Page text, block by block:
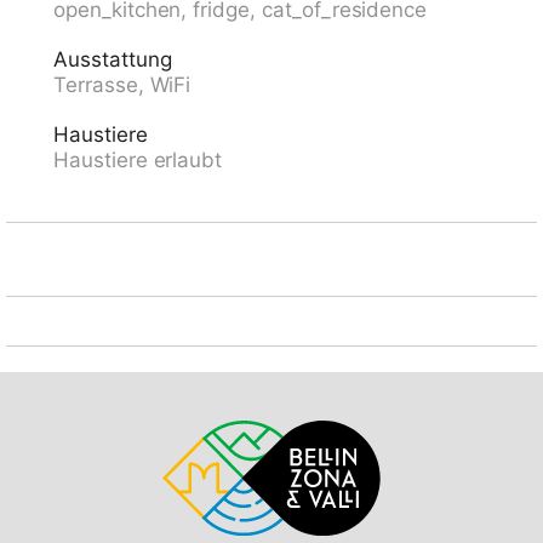
km, Langlaufloipe 10 km. Nahe gelegene
Chiesa Negrentino, Bellinzona Castelli UNESCO,
Mercato, Splash & Spa, Lido di Locarno, Ascona,
Skigebiete sind gut erreichbar: Nara, Campo Blenio,
Campra, Airolo. Bekannte Seen in der Umgebung sind
open_kitchen, fridge, cat_of_residence
Ausstattung
Terrasse, WiFi
Haustiere
Haustiere erlaubt